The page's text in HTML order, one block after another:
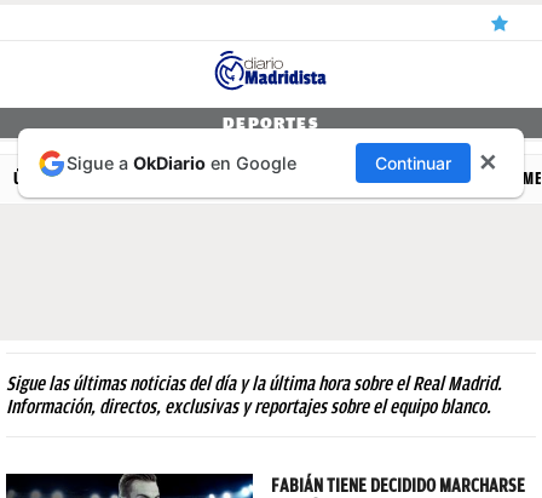
NOTICIAS
FICHAJES
FEMENINO
DEPORTES
ÚLTIMAS NOTICIAS REAL MADRID BALONCESTO CANTERA
Sigue las últimas noticias del día y la última hora sobre el Real Madrid.
Información, directos, exclusivas y reportajes sobre el equipo blanco.
FABIÁN TIENE DECIDIDO MARCHARSE
Sigue a OkDiario en Google Continuar ✕